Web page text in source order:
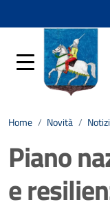
Home / Novità /
Piano
e